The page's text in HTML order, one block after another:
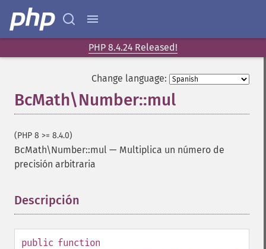
PHP 8.4.24 Released!
Change language:
BcMath\Number::mul
(PHP 8 >= 8.4.0)
BcMath\Number::mul — Multiplica un número de
precisión arbitraria
Descripción
public function